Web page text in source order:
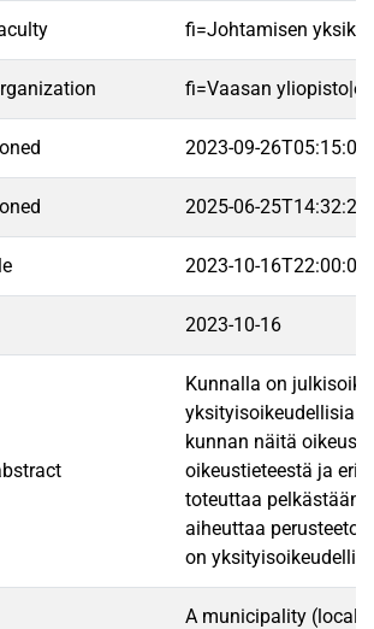
fi=Johtamisen
fi=Vaasan
2023-09-
2025-06-
2023-10-
2023-10-16
Kunnalla on
yksityisoikeudellisia.
kunnan näitä
oikeustieteestä ja
toteuttaa pelkästään
aiheuttaa
on
A municipality (local